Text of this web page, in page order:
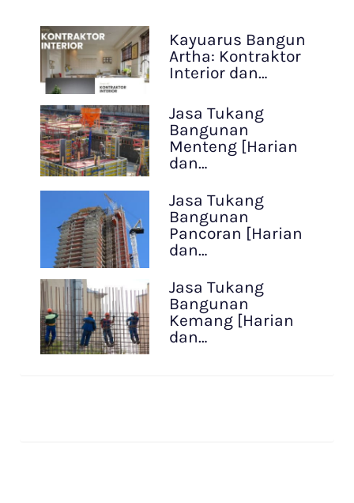
Kayuarus Bangun
Artha: Kontraktor
Interior dan…
Jasa Tukang
Bangunan
Menteng [Harian
dan…
Jasa Tukang
Bangunan
Pancoran [Harian
dan…
Jasa Tukang
Bangunan
Kemang [Harian
dan…